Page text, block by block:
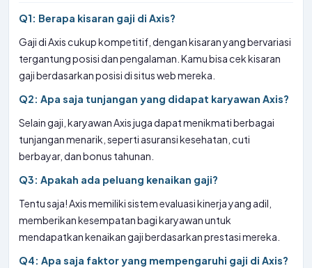
Q1: Berapa kisaran gaji di Axis?
Gaji di Axis cukup kompetitif, dengan kisaran yang bervariasi
tergantung posisi dan pengalaman. Kamu bisa cek kisaran
gaji berdasarkan posisi di situs web mereka.
Q2: Apa saja tunjangan yang didapat karyawan Axis?
Selain gaji, karyawan Axis juga dapat menikmati berbagai
tunjangan menarik, seperti asuransi kesehatan, cuti
berbayar, dan bonus tahunan.
Q3: Apakah ada peluang kenaikan gaji?
Tentu saja! Axis memiliki sistem evaluasi kinerja yang adil,
memberikan kesempatan bagi karyawan untuk
mendapatkan kenaikan gaji berdasarkan prestasi mereka.
Q4: Apa saja faktor yang mempengaruhi gaji di Axis?